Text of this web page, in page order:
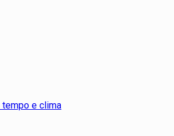
e clima